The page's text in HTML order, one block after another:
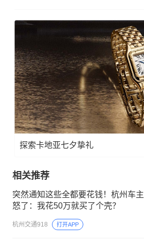
探索卡地亚七夕挚礼
相关推荐
突然通知这些全都要花钱！杭州车主
怒了：我花50万就买了个壳？
杭州交通918 打开APP